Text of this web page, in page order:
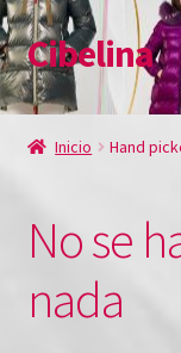
Ir
a
la
navegación
Ir
al
contenido
Cibelina
Inicio
Carrito
Contact
Inicio Hand
No se
nada